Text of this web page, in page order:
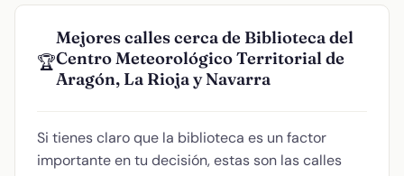
🏆
Mejores calles cerca de Biblioteca del
Centro Meteorológico Territorial de
Aragón, La Rioja y Navarra
Si tienes claro que la biblioteca es un factor
importante en tu decisión, estas son las calles